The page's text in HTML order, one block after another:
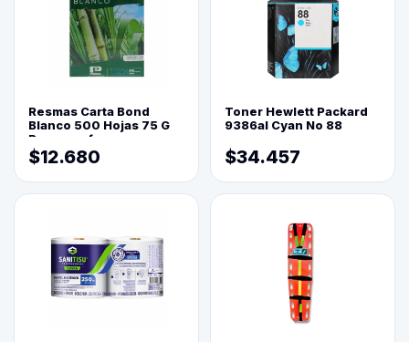
Resmas Carta Bond
Blanco 500 Hojas 75 G
Reprograf.
$12.680
Toner Hewlett Packard
9386al Cyan No 88
$34.457